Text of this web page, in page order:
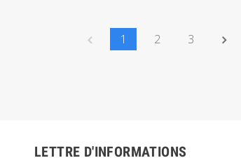
1 2 3
LETTRE D'INFORMATIONS